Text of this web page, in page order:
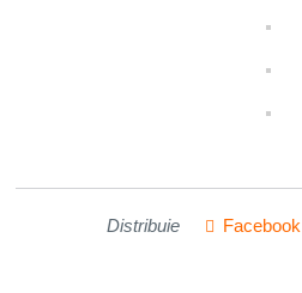
Distribuie Facebook